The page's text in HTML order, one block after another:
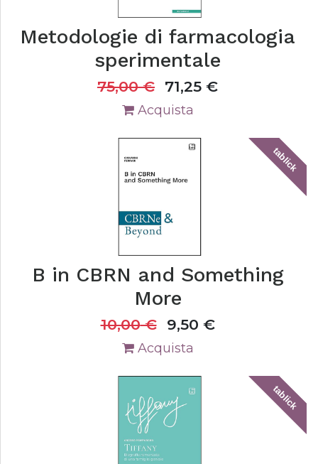
Metodologie di farmacologia
sperimentale
75,00€ 71,25 €
Acquista
tablick
B in CBRN and Something
More
10,00€ 9,50 €
Acquista
tablick